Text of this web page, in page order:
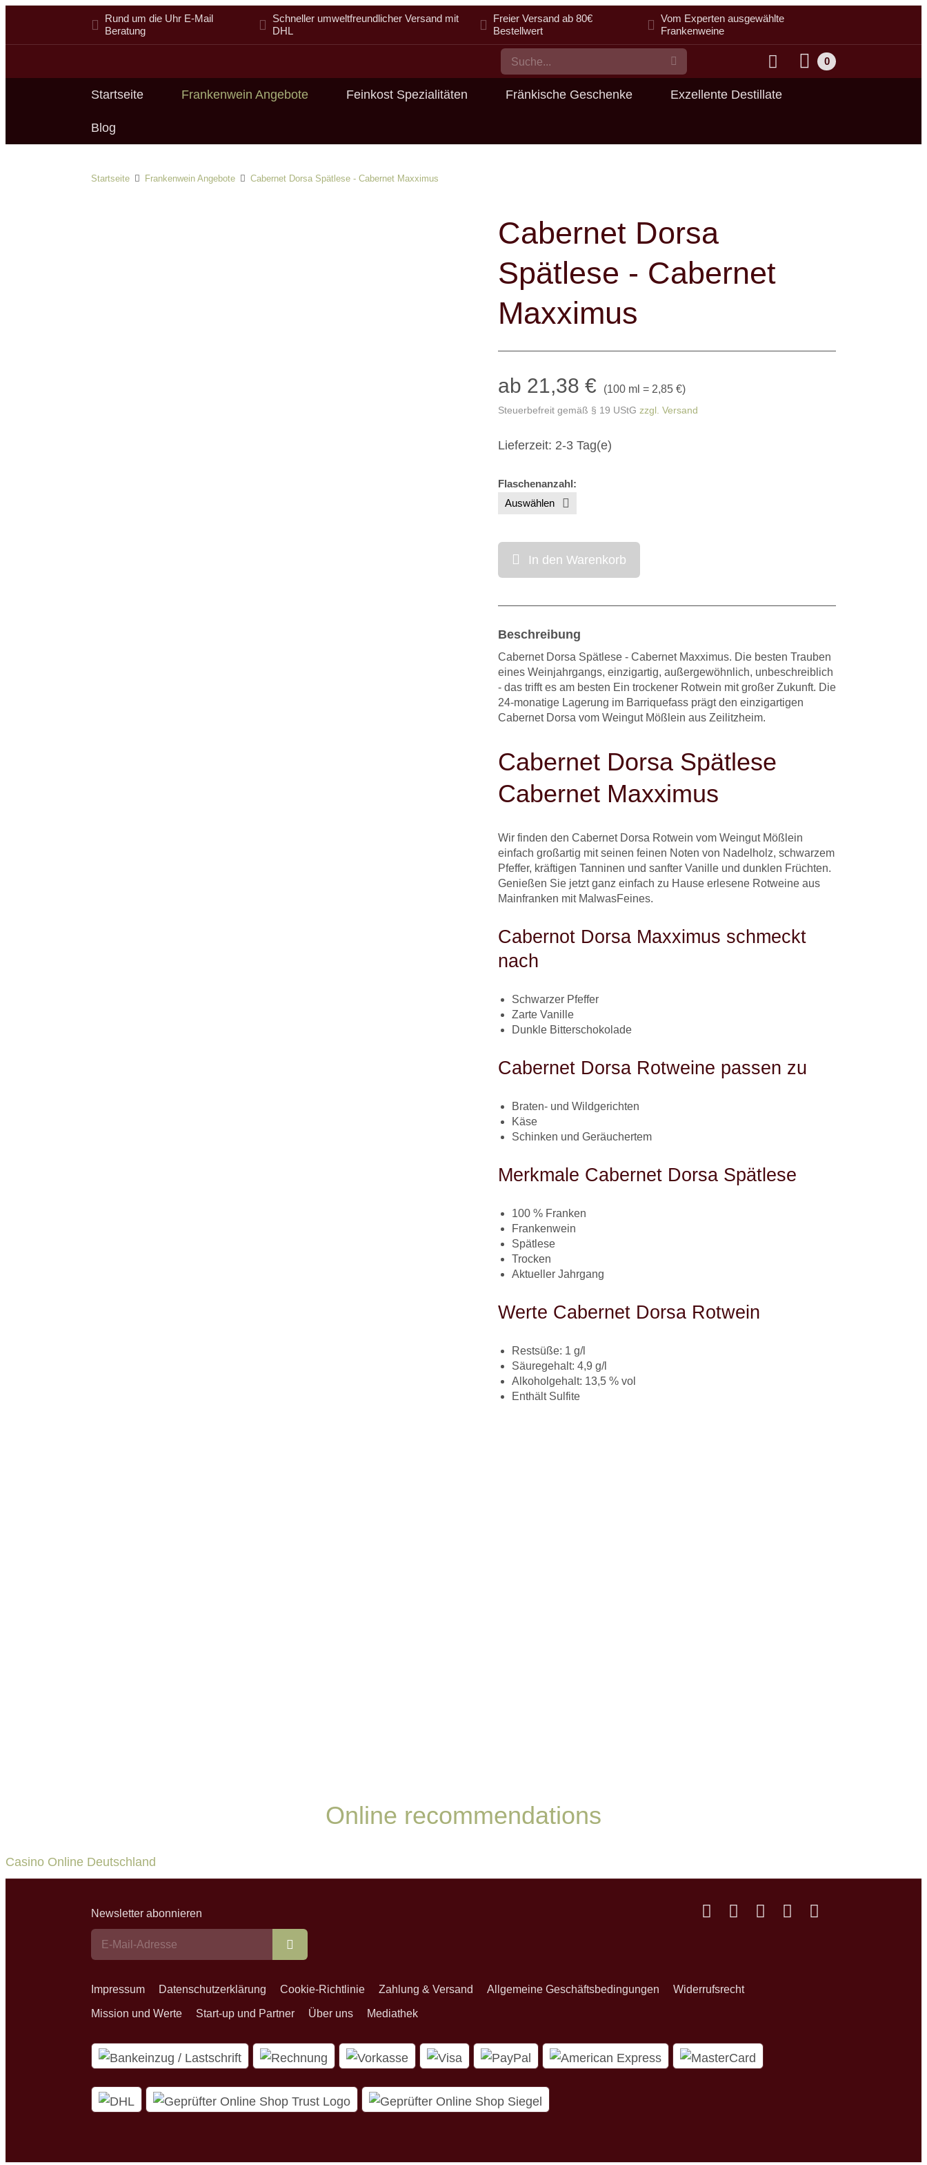
Rund um die Uhr E-Mail
Beratung
Schneller umweltfreundlicher Versand mit
DHL
Freier Versand ab 80€
Bestellwert
Vom Experten ausgewählte
Frankenweine
Suche
0
Startseite Frankenwein Angebote Feinkost Spezialitäten Fränkische Geschenke Exzellente Destillate
Blog
Startseite Frankenwein Angebote Cabernet Dorsa Spätlese - Cabernet Maxximus
Cabernet Dorsa
Spätlese - Cabernet
Maxximus
ab 21,38 € (100 ml = 2,85 €)
Steuerbefreit gemäß § 19 UStG zzgl. Versand
Lieferzeit: 2-3 Tag(e)
Flaschenanzahl:
In den Warenkorb
Beschreibung
Cabernet Dorsa Spätlese - Cabernet Maxximus. Die besten Trauben
eines Weinjahrgangs, einzigartig, außergewöhnlich, unbeschreiblich
- das trifft es am besten Ein trockener Rotwein mit großer Zukunft. Die
24-monatige Lagerung im Barriquefass prägt den einzigartigen
Cabernet Dorsa vom Weingut Mößlein aus Zeilitzheim.
Cabernet Dorsa Spätlese
Cabernet Maxximus
Wir finden den Cabernet Dorsa Rotwein vom Weingut Mößlein
einfach großartig mit seinen feinen Noten von Nadelholz, schwarzem
Pfeffer, kräftigen Tanninen und sanfter Vanille und dunklen Früchten.
Genießen Sie jetzt ganz einfach zu Hause erlesene Rotweine aus
Mainfranken mit MalwasFeines.
Cabernot Dorsa Maxximus schmeckt
nach
Schwarzer Pfeffer
Zarte Vanille
Dunkle Bitterschokolade
Cabernet Dorsa Rotweine passen zu
Braten- und Wildgerichten
Käse
Schinken und Geräuchertem
Merkmale Cabernet Dorsa Spätlese
100 % Franken
Frankenwein
Spätlese
Trocken
Aktueller Jahrgang
Werte Cabernet Dorsa Rotwein
Restsüße: 1 g/l
Säuregehalt: 4,9 g/l
Alkoholgehalt: 13,5 % vol
Enthält Sulfite
Online recommendations
Casino Online Deutschland
Newsletter abonnieren
Impressum Datenschutzerklärung Cookie-Richtlinie Zahlung & Versand Allgemeine Geschäftsbedingungen Widerrufsrecht
Mission und Werte Start-up und Partner Über uns Mediathek